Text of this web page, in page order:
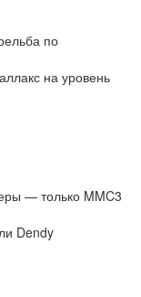
по
на уровень
— только MMC3
Dendy